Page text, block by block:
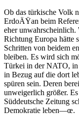
Ob das türkische Volk
ErdoÄŸan beim
eher unwahrscheinlich.
Richtung Europa hätte
Schritten von beidem
bleiben. Es wird sich
Türkei in der NATO, in
in Bezug auf die dort
spüren sein. Deren
unweigerlich größer.
Süddeutsche Zeitung
Demokratie leben—œ.